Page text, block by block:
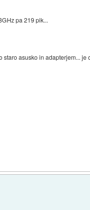
pa 219 pik...
asusko in adapterjem...